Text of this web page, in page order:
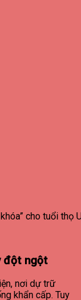
cho tuổi thọ
đột ngột
nơi dự trữ
khẩn cấp. Tuy